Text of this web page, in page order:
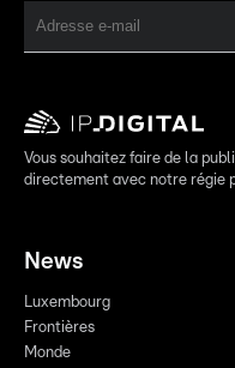
Vous souhaitez faire de la
directement avec notre régie
News
Luxembourg
Frontières
Monde